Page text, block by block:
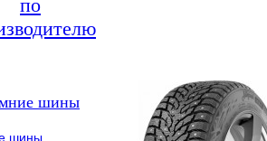
по
шины
шины